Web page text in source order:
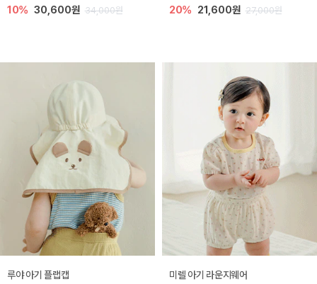
10% 30,600원 34,000원 20% 21,600원 27,000원
루야 아기 플랩캡 미렐 아기 라운지웨어